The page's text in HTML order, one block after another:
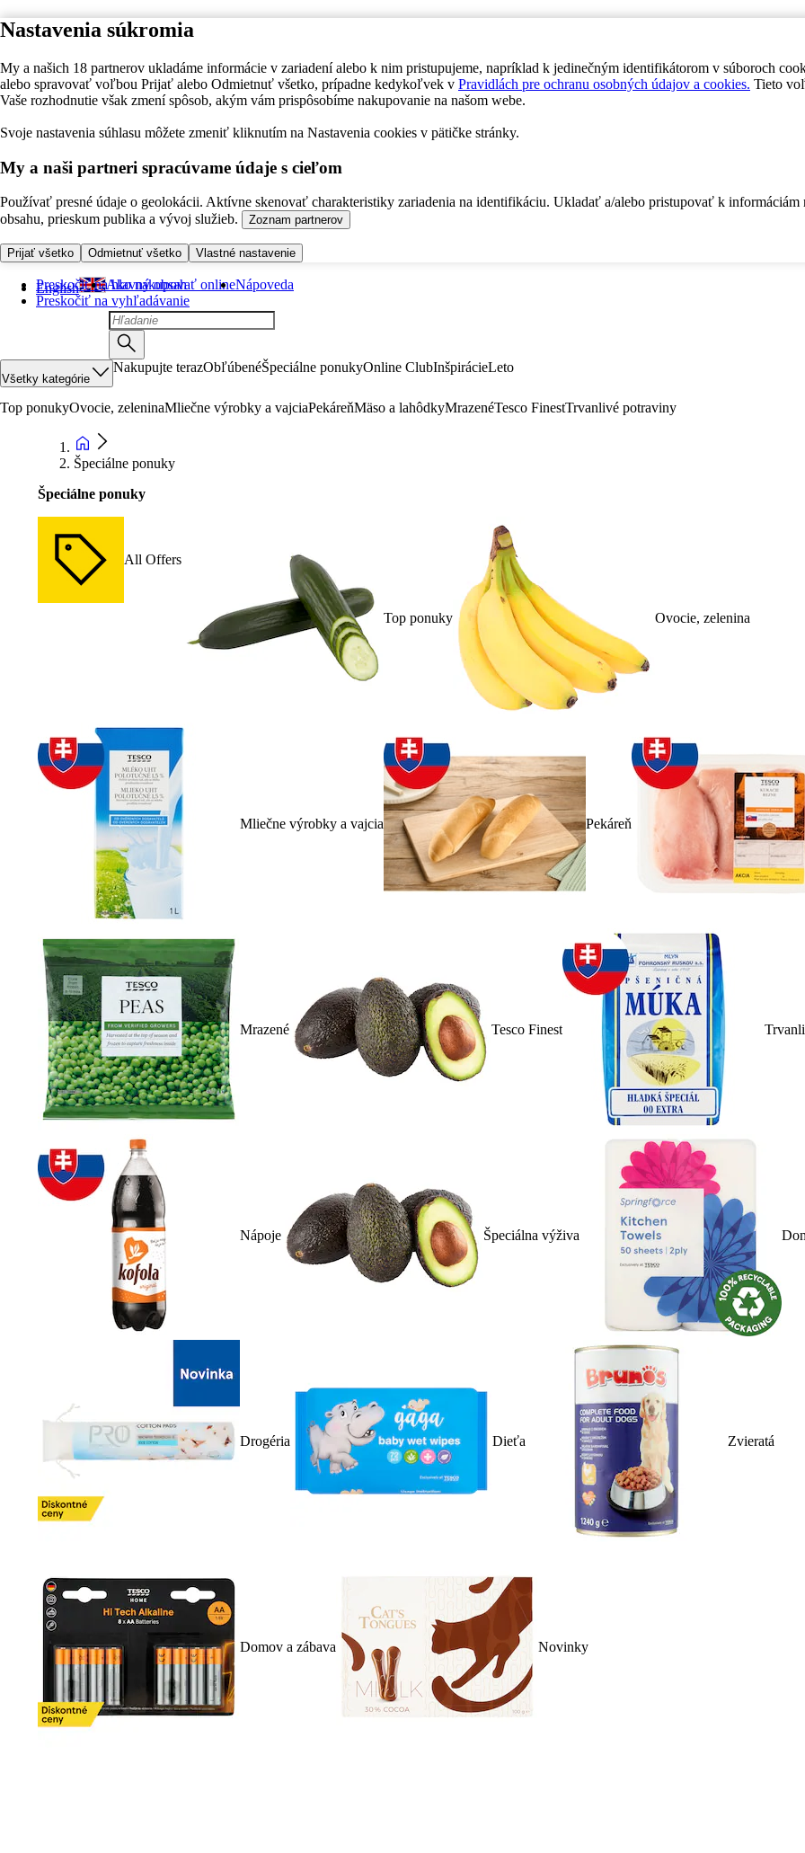
Nastavenia súkromia
My a našich 18 partnerov ukladáme informácie v zariadení alebo k nim pristupujeme, napríklad k jedinečným identifikátorom v súboroch
alebo spravovať voľbou Prijať alebo Odmietnuť všetko, prípadne kedykoľvek v Pravidlách pre ochranu osobných údajov a cookies. Tieto
Vaše rozhodnutie však zmení spôsob, akým vám prispôsobíme nakupovanie na našom webe.
Svoje nastavenia súhlasu môžete zmeniť kliknutím na Nastavenia cookies v pätičke stránky.
My a naši partneri spracúvame údaje s cieľom
Používať presné údaje o geolokácii. Aktívne skenovať charakteristiky zariadenia na identifikáciu. Ukladať a/alebo pristupovať k informáciám
obsahu, prieskum publika a vývoj služieb.
Zoznam partnerov
Prijať všetko Odmietnuť všetko Vlastné nastavenie
Preskočiť na hlavný obsah
Preskočiť na vyhľadávanie
English Ako nakupovať onlineNápoveda
Všetky kategórie
Nakupujte terazObľúbenéŠpeciálne ponukyOnline ClubInšpirácieLeto
Top ponukyOvocie, zeleninaMliečne výrobky a vajciaPekáreňMäso a lahôdkyMrazenéTesco FinestTrvanlivé potraviny
Špeciálne ponuky
Špeciálne ponuky
All Offers
Top ponuky Ovocie, zelenina
Mliečne výrobky a vajcia Pekáreň
Mrazené Tesco Finest
Nápoje Špeciálna výživa
Drogéria Dieťa Zvieratá
Domov a zábava Novinky